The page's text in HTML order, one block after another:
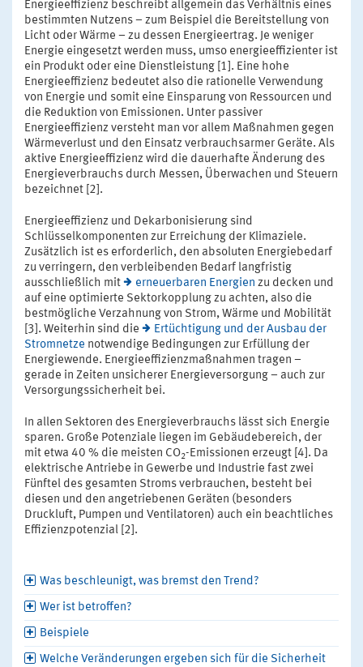
Energieeffizienz beschreibt allgemein das Verhältnis eines
bestimmten Nutzens – zum Beispiel die Bereitstellung von
Licht oder Wärme – zu dessen Energieertrag. Je weniger
Energie eingesetzt werden muss, umso energieeffizienter ist
ein Produkt oder eine Dienstleistung [1]. Eine hohe
Energieeffizienz bedeutet also die rationelle Verwendung
von Energie und somit eine Einsparung von Ressourcen und
die Reduktion von Emissionen. Unter passiver
Energieeffizienz versteht man vor allem Maßnahmen gegen
Wärmeverlust und den Einsatz verbrauchsarmer Geräte. Als
aktive Energieeffizienz wird die dauerhafte Änderung des
Energieverbrauchs durch Messen, Überwachen und Steuern
bezeichnet [2].
Energieeffizienz und Dekarbonisierung sind
Schlüsselkomponenten zur Erreichung der Klimaziele.
Zusätzlich ist es erforderlich, den absoluten Energiebedarf
zu verringern, den verbleibenden Bedarf langfristig
ausschließlich mit
erneuerbaren Energien zu decken und
auf eine optimierte Sektorkopplung zu achten, also die
bestmögliche Verzahnung von Strom, Wärme und Mobilität
[3]. Weiterhin sind die
Ertüchtigung und der Ausbau der
Stromnetze notwendige Bedingungen zur Erfüllung der
Energiewende. Energieeffizienzmaßnahmen tragen –
gerade in Zeiten unsicherer Energieversorgung – auch zur
Versorgungssicherheit bei.
In allen Sektoren des Energieverbrauchs lässt sich Energie
sparen. Große Potenziale liegen im Gebäudebereich, der
mit etwa 40 % die meisten CO2-Emissionen erzeugt [4]. Da
elektrische Antriebe in Gewerbe und Industrie fast zwei
Fünftel des gesamten Stroms verbrauchen, besteht bei
diesen und den angetriebenen Geräten (besonders
Druckluft, Pumpen und Ventilatoren) auch ein beachtliches
Effizienzpotenzial [2].
Was beschleunigt, was bremst den Trend?
Wer ist betroffen?
Beispiele
Welche Veränderungen ergeben sich für die Sicherheit